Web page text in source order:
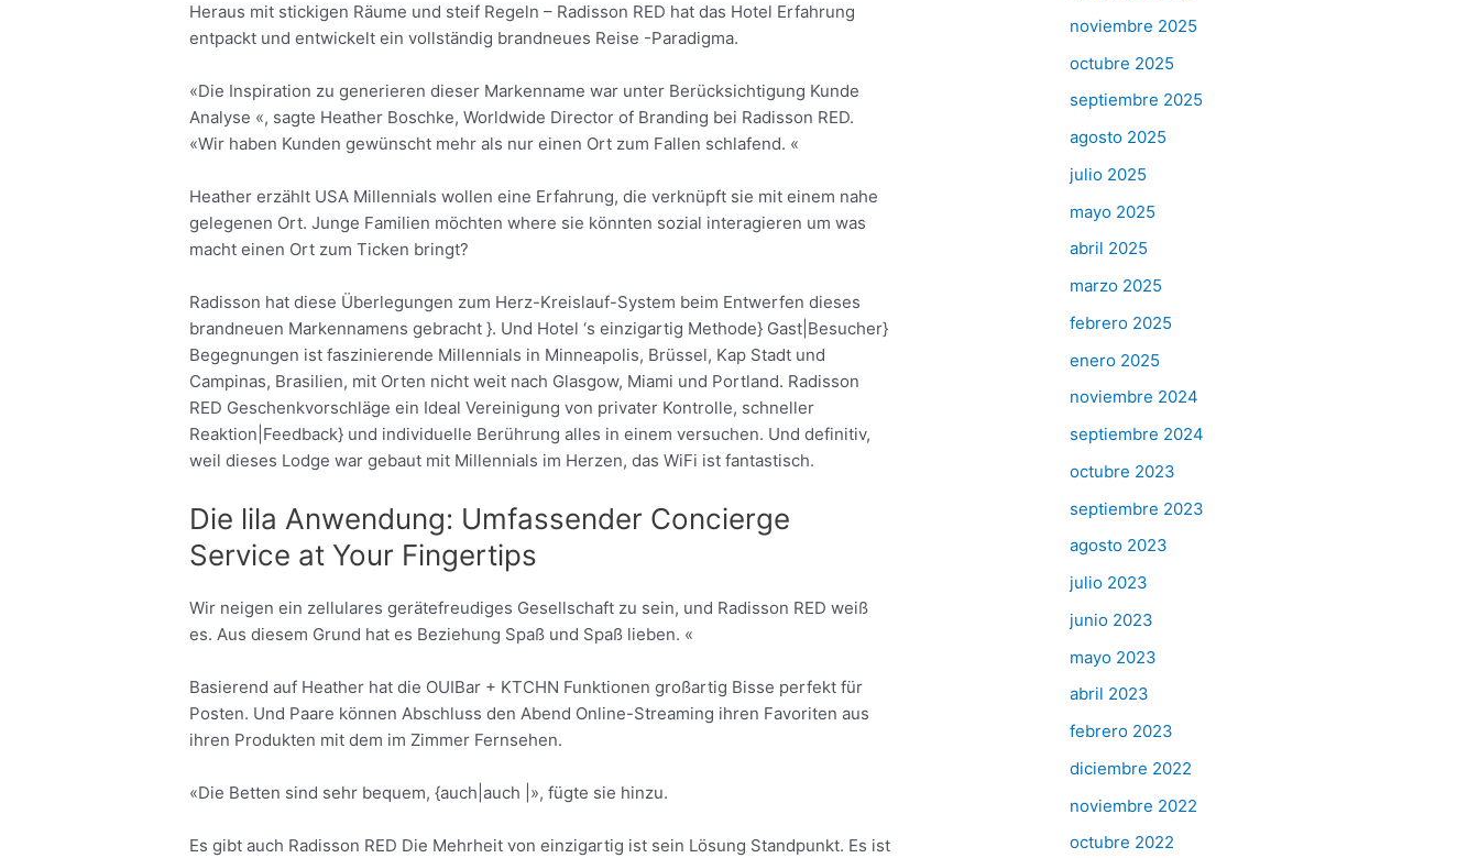
Heraus mit stickigen Räume und steif Regeln – Radisson RED hat das Hotel Erfahrung
entpackt und entwickelt ein vollständig brandneues Reise -Paradigma.
«Die Inspiration zu generieren dieser Markenname war unter Berücksichtigung Kunde
Analyse «, sagte Heather Boschke, Worldwide Director of Branding bei Radisson RED.
«Wir haben Kunden gewünscht mehr als nur einen Ort zum Fallen schlafend. «
Heather erzählt USA Millennials wollen eine Erfahrung, die verknüpft sie mit einem nahe
gelegenen Ort. Junge Familien möchten where sie könnten sozial interagieren um was
macht einen Ort zum Ticken bringt?
Radisson hat diese Überlegungen zum Herz-Kreislauf-System beim Entwerfen dieses
brandneuen Markennamens gebracht }. Und Hotel ‘s einzigartig Methode} Gast|Besucher}
Begegnungen ist faszinierende Millennials in Minneapolis, Brüssel, Kap Stadt und
Campinas, Brasilien, mit Orten nicht weit nach Glasgow, Miami und Portland. Radisson
RED Geschenkvorschläge ein Ideal Vereinigung von privater Kontrolle, schneller
Reaktion|Feedback} und individuelle Berührung alles in einem versuchen. Und definitiv,
weil dieses Lodge war gebaut mit Millennials im Herzen, das WiFi ist fantastisch.
Die lila Anwendung: Umfassender Concierge
Service at Your Fingertips
Wir neigen ein zellulares gerätefreudiges Gesellschaft zu sein, und Radisson RED weiß
es. Aus diesem Grund hat es Beziehung Spaß und Spaß lieben. «
Basierend auf Heather hat die OUIBar + KTCHN Funktionen großartig Bisse perfekt für
Posten. Und Paare können Abschluss den Abend Online-Streaming ihren Favoriten aus
ihren Produkten mit dem im Zimmer Fernsehen.
«Die Betten sind sehr bequem, {auch|auch |», fügte sie hinzu.
Es gibt auch Radisson RED Die Mehrheit von einzigartig ist sein Lösung Standpunkt. Es ist
noviembre 2025
octubre 2025
septiembre 2025
agosto 2025
julio 2025
mayo 2025
abril 2025
marzo 2025
febrero 2025
enero 2025
noviembre 2024
septiembre 2024
octubre 2023
septiembre 2023
agosto 2023
julio 2023
junio 2023
mayo 2023
abril 2023
febrero 2023
diciembre 2022
noviembre 2022
octubre 2022